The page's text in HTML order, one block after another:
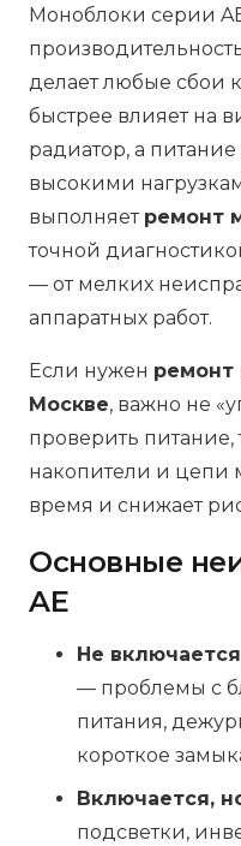
Моноблоки серии
делает любые сбои
быстрее влияет на
радиатор, а
высокими
выполняет ремонт
точной
— от мелких
аппаратных работ.
Если нужен ремонт
Москве, важно не
проверить
накопители и цепи
время и снижает
Основные
AE
Не
— проблемы с
питания,
короткое
Включается,
подсветки,